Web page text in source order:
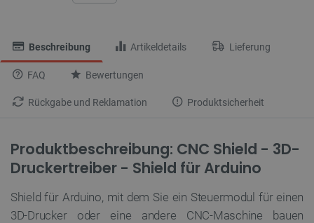
Beschreibung Artikeldetails Lieferung
FAQ Bewertungen
Rückgabe und Reklamation Produktsicherheit
Produktbeschreibung: CNC Shield - 3D-
Druckertreiber - Shield für Arduino
Shield für Arduino, mit dem Sie ein Steuermodul für einen
3D-Drucker oder eine andere CNC-Maschine bauen